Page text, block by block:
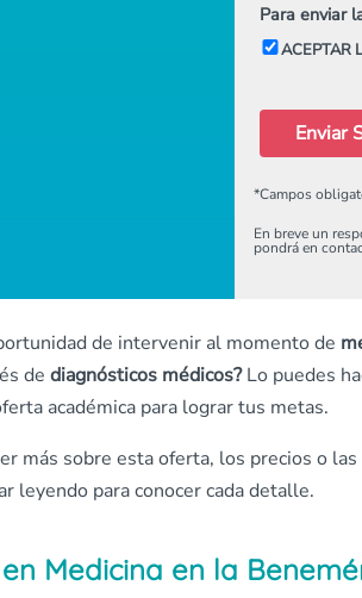
Para enviar
ACEPTAR
Enviar
*Campos
En breve un
pondrá en
de intervenir al momento de
de diagnósticos médicos?Lo puedes
académica para lograr tus metas.
más sobre esta oferta, los precios o
leyendo para conocer cada detalle.
Medicina en la